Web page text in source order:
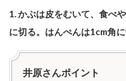
1. かぶは皮をむいて、食べ
に切る。はんぺんは1cm角に
井原さんポイント